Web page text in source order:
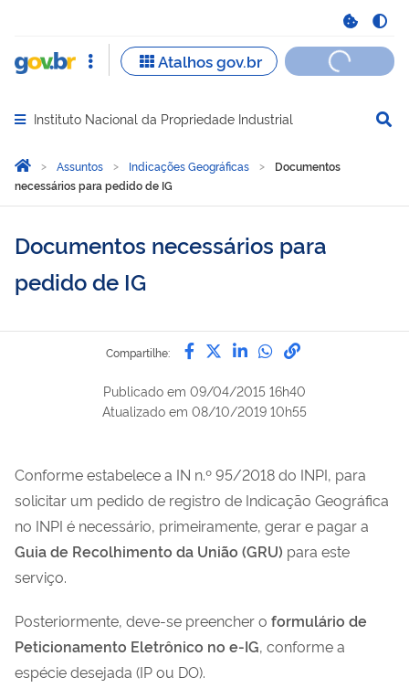
Abrir menu principal de navegação
Instituto Nacional da Propriedade Industrial
Você está aqui:
Página Inicial
Assuntos Indicações Geográficas
Documentos
necessários para pedido de IG
Documentos necessários para
pedido de IG
Compartilhe: Compartilhe por Facebook
Compartilhe por Twitter
Compartilhe por
Compartilhe
link para
Publicado em 09/04/2015 16h40
Atualizado em 08/10/2019 10h55
Conforme estabelece a IN n.º 95/2018 do INPI, para
solicitar um pedido de registro de Indicação Geográfica
no INPI é necessário, primeiramente, gerar e pagar a
Guia de Recolhimento da União (GRU) para este
serviço.
Posteriormente, deve-se preencher o formulário de
Peticionamento Eletrônico no e-IG, conforme a
espécie desejada (IP ou DO).